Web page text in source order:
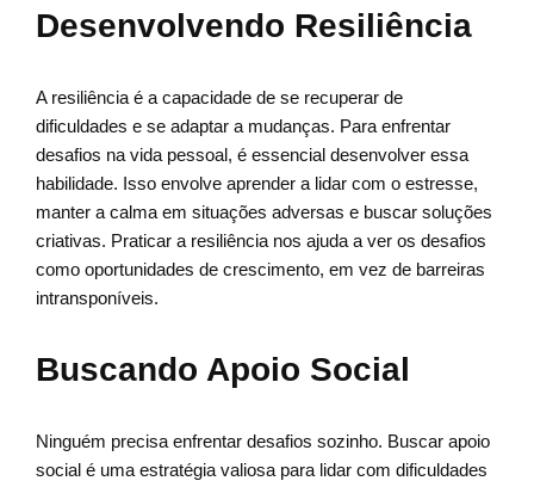
Desenvolvendo Resiliência
A resiliência é a capacidade de se recuperar de
dificuldades e se adaptar a mudanças. Para enfrentar
desafios na vida pessoal, é essencial desenvolver essa
habilidade. Isso envolve aprender a lidar com o estresse,
manter a calma em situações adversas e buscar soluções
criativas. Praticar a resiliência nos ajuda a ver os desafios
como oportunidades de crescimento, em vez de barreiras
intransponíveis.
Buscando Apoio Social
Ninguém precisa enfrentar desafios sozinho. Buscar apoio
social é uma estratégia valiosa para lidar com dificuldades